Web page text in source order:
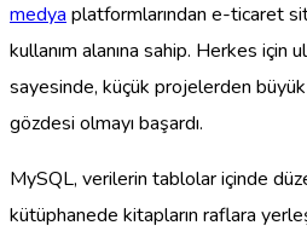
medya platformlarından e-ticaret
kullanım alanına sahip. Herkes için
sayesinde, küçük projelerden
gözdesi olmayı başardı.
MySQL, verilerin tablolar içinde
kütüphanede kitapların raflara